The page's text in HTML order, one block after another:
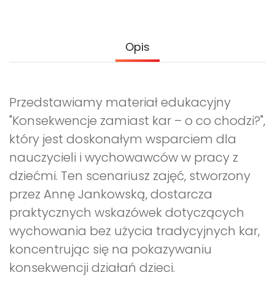
Opis
Przedstawiamy materiał edukacyjny
"Konsekwencje zamiast kar – o co chodzi?",
który jest doskonałym wsparciem dla
nauczycieli i wychowawców w pracy z
dziećmi. Ten scenariusz zajęć, stworzony
przez Annę Jankowską, dostarcza
praktycznych wskazówek dotyczących
wychowania bez użycia tradycyjnych kar,
koncentrując się na pokazywaniu
konsekwencji działań dzieci.